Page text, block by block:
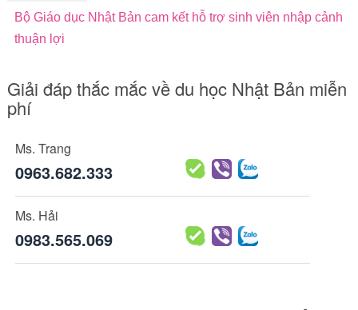
Bộ Giáo dục Nhật Bản cam kết hỗ trợ sinh viên nhập cảnh
thuận lợi
Giải đáp thắc mắc về du học Nhật Bản miễn
phí
Ms. Trang
0963.682.333
Ms. Hải
0983.565.069